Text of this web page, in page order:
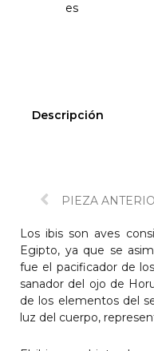
es
Descripción
PIEZA
Los ibis son aves
Egipto, ya que se
fue el pacificador de
sanador del ojo de
de los elementos del
luz del cuerpo,